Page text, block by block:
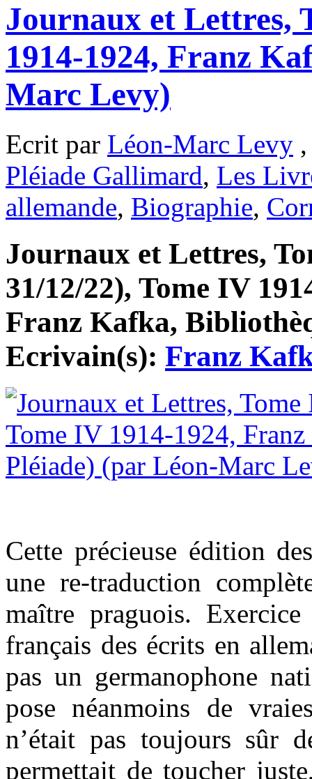
Journaux et Lettres,
1914-1924, Franz
Marc Levy)
Ecrit par Léon-Marc Levy
Pléiade Gallimard, Les
allemande, Biographie,
Journaux et Lettres,
31/12/22), Tome IV
Franz Kafka,
Ecrivain(s): Franz
Cette précieuse édition
une re-traduction
maître praguois.
français des écrits en
pas un germanophone
pose néanmoins de
n’était pas toujours sûr
permettait de toucher